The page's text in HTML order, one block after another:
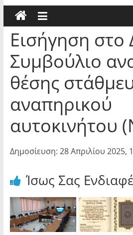
Εισήγηση στο
Συμβούλιο
θέσης
αναπηρικού
αυτοκινήτου
Δημοσίευση: 28 Απριλίου 2025,
Ίσως Σας